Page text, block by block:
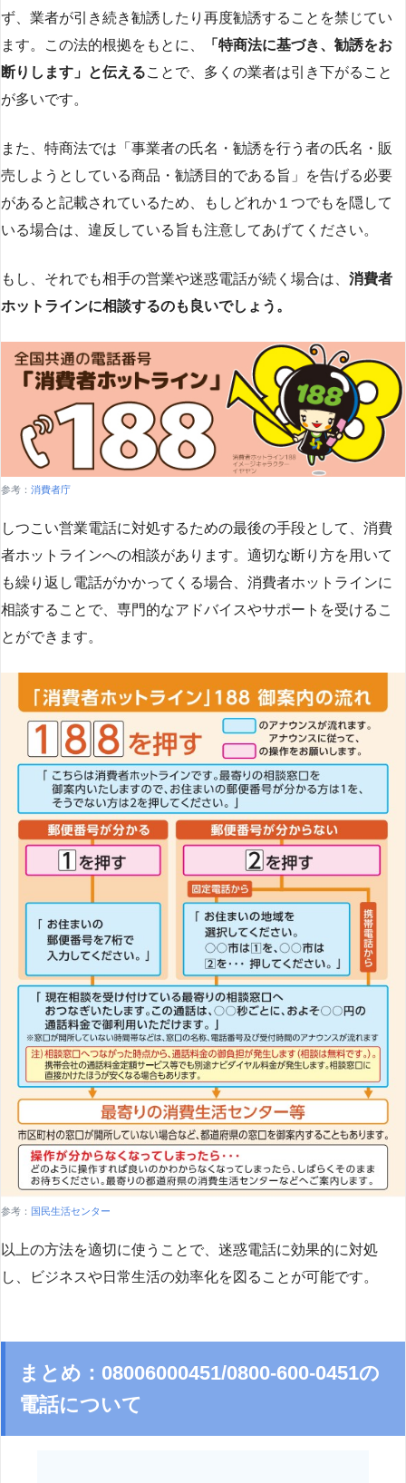
ず、業者が引き続き勧誘したり再度勧誘することを禁じてい
ます。この法的根拠をもとに、
「特商法に基づき、勧誘をお
断りします」と伝えることで、多くの業者は引き下がること
が多いです​​。
また、特商法では「事業者の氏名・勧誘を行う者の氏名・販
売しようとしている商品・勧誘目的である旨」を告げる必要
があると記載されているため、もしどれか１つでもを隠して
いる場合は、違反している旨も注意してあげてください。
もし、それでも相手の営業や迷惑電話が続く場合は、 消費者
ホットラインに相談するのも良いでしょう。
参考： 消費者庁
しつこい営業電話に対処するための最後の手段として、消費
者ホットラインへの相談があります。適切な断り方を用いて
も繰り返し電話がかかってくる場合、消費者ホットラインに
相談することで、専門的なアドバイスやサポートを受けるこ
とができます​​。
参考： 国民生活センター
以上の方法を適切に使うことで、迷惑電話に効果的に対処
し、ビジネスや日常生活の効率化を図ることが可能です。
まとめ：08006000451/0800-600-0451の
電話について